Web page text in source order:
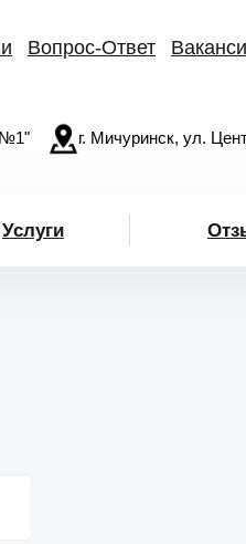
Вопрос-Ответ
г. Мичуринск, ул.
Услуги